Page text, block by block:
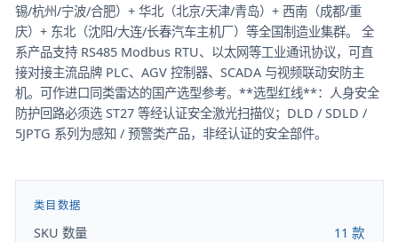
锡/杭州/宁波/合肥）+ 华北（北京/天津/青岛）+ 西南（成都/重
庆）+ 东北（沈阳/大连/长春汽车主机厂）等全国制造业集群。 全
系产品支持 RS485 Modbus RTU、以太网等工业通讯协议，可直
接对接主流品牌 PLC、AGV 控制器、SCADA 与视频联动安防主
机。可作进口同类雷达的国产选型参考。**选型红线**：人身安全
防护回路必须选 ST27 等经认证安全激光扫描仪；DLD / SDLD /
5JPTG 系列为感知 / 预警类产品，非经认证的安全部件。
类目数据
SKU 数量 11 款